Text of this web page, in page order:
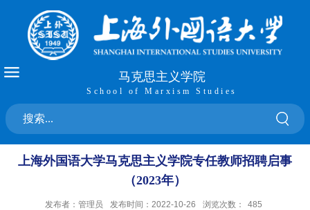
马克思主义学院
School of Marxism Studies
上海外国语大学马克思主义学院专任教师招聘启事
（2023年）
发布者：管理员 发布时间：2022-10-26 浏览次数： 485